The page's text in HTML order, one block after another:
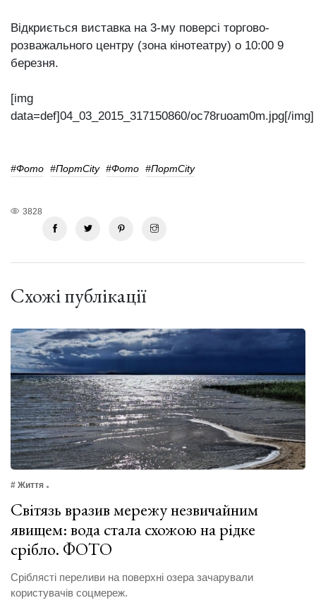
Відкриється виставка на 3-му поверсі торгово-
розважального центру (зона кінотеатру) о 10:00 9
березня.
[img
data=def]04_03_2015_317150860/oc78ruoam0m.jpg[/img]
#фото #ПортCity #фото #ПортCity
3828
Схожі публікації
# Життя
Світязь вразив мережу незвичайним
явищем: вода стала схожою на рідке
срібло. ФОТО
Сріблясті переливи на поверхні озера зачарували
користувачів соцмереж.